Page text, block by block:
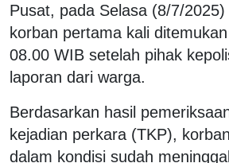
Pusat, pada Selasa (8/7/2025)
korban pertama kali
08.00 WIB setelah pihak
laporan dari warga.
Berdasarkan hasil
kejadian perkara (TKP),
dalam kondisi sudah